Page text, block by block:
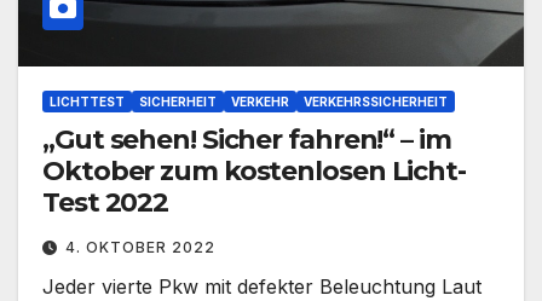
LICHTTEST SICHERHEIT VERKEHR VERKEHRSSICHERHEIT
„Gut sehen! Sicher fahren!“ – im
Oktober zum kostenlosen Licht-
Test 2022
4. OKTOBER 2022
Jeder vierte Pkw mit defekter Beleuchtung Laut